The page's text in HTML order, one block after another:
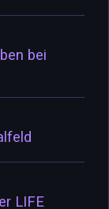
bei
LIFE